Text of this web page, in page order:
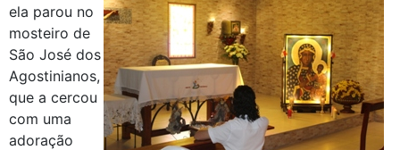
ela parou no
mosteiro de
São José dos
Agostinianos,
que a cercou
com uma
adoração